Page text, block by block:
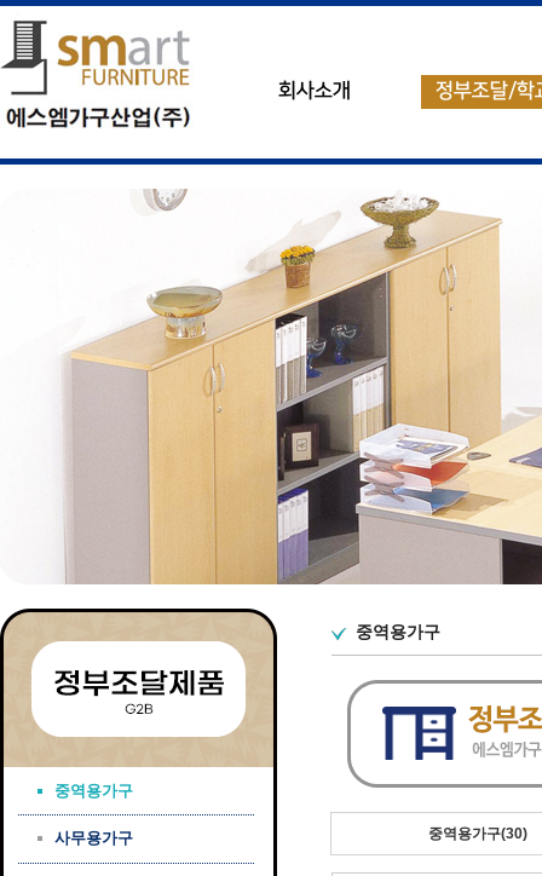
회사소개 정부조달/학
중역용가구
사무용가구
중역용가구
중역용가구(30)